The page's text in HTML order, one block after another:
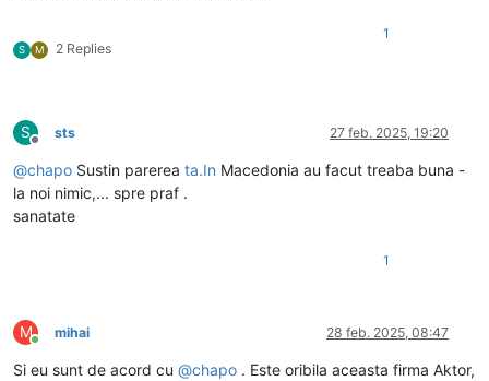
S M 2 Replies
1
S
Deconectat
sts 27 feb. 2025, 19:20
@chapo Sustin parerea ta.In Macedonia au facut treaba buna -
la noi nimic,... spre praf .
sanatate
1
M
Conectat
mihai 28 feb. 2025, 08:47
Si eu sunt de acord cu @chapo . Este oribila aceasta firma Aktor,